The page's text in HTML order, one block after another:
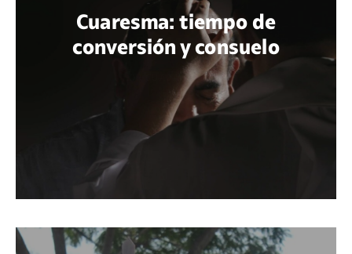
Cuaresma: tiempo de
conversión y consuelo
POR GUADALUPE ARAYA